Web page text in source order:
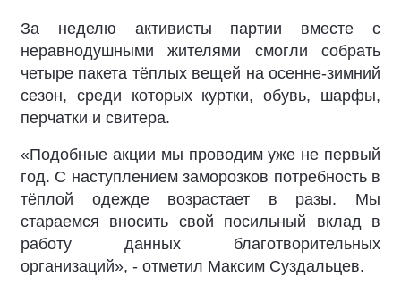
За неделю активисты партии вместе с
неравнодушными жителями смогли собрать
четыре пакета тёплых вещей на осенне-зимний
сезон, среди которых куртки, обувь, шарфы,
перчатки и свитера.
«Подобные акции мы проводим уже не первый
год. С наступлением заморозков потребность в
тёплой одежде возрастает в разы. Мы
стараемся вносить свой посильный вклад в
работу данных благотворительных
организаций», - отметил Максим Суздальцев.